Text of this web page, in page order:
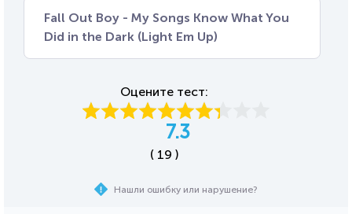
Fall Out Boy - My Songs Know What You
Did in the Dark (Light Em Up)
Оцените тест:
7.3
( 19 )
Нашли ошибку или нарушение?